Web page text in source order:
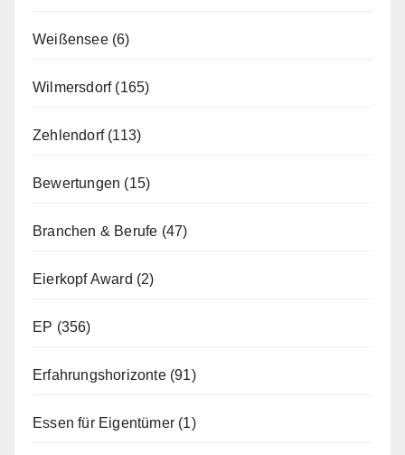
Weißensee(6)
Wilmersdorf(165)
Zehlendorf(113)
Bewertungen (15)
Branchen & Berufe (47)
Eierkopf Award (2)
EP (356)
Erfahrungshorizonte(91)
Essen für Eigentümer (1)